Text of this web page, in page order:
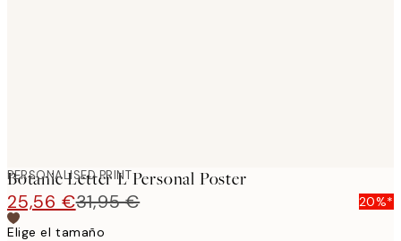
PERSONALISED PRINT
Botanic Letter L Personal Poster
25,56 €31,95 €
20%*
Elige el tamaño